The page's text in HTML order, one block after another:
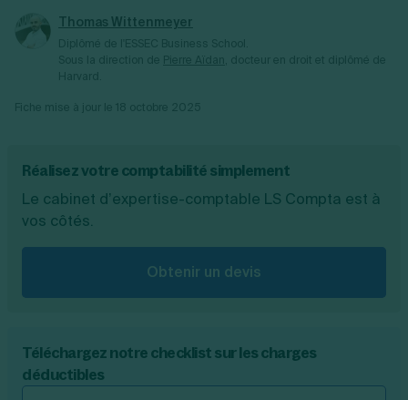
amortissements.
Thomas Wittenmeyer
Réalisez votre comptabilité simplement
Le cabinet d’expertise-comptable LS Compta est à
vos côtés.
Obtenir un devis
Téléchargez notre checklist sur les charges
déductibles